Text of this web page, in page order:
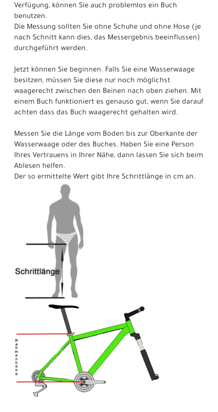
Verfügung, können Sie auch problemlos ein Buch
benutzen.
Die Messung sollten Sie ohne Schuhe und ohne Hose (je
nach Schnitt kann dies, das Messergebnis beeinflussen)
durchgeführt werden.
Jetzt können Sie beginnen. Falls Sie eine Wasserwaage
besitzen, müssen Sie diese nur noch möglichst
waagerecht zwischen den Beinen nach oben ziehen. Mit
einem Buch funktioniert es genauso gut, wenn Sie darauf
achten dass das Buch waagerecht gehalten wird.
Messen Sie die Länge vom Boden bis zur Oberkante der
Wasserwaage oder des Buches. Haben Sie eine Person
Ihres Vertrauens in Ihrer Nähe, dann lassen Sie sich beim
Ablesen helfen.
Der so ermittelte Wert gibt Ihre Schrittlänge in cm an.